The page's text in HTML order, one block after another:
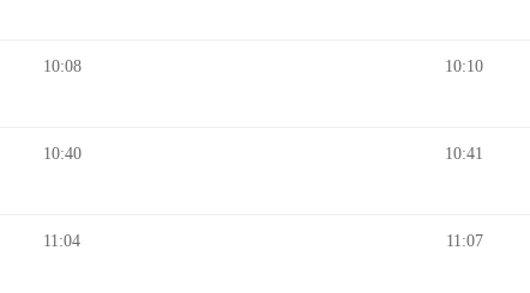
10:08 10:10
10:40 10:41
11:04 11:07